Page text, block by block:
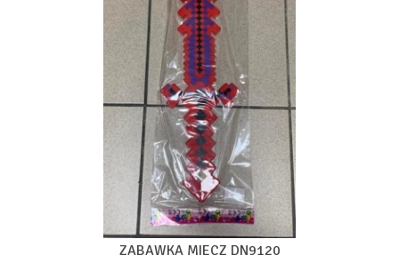
ZABAWKA MIECZ DN9120